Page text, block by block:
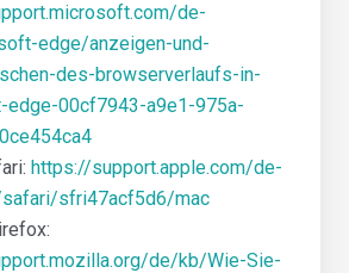
de-
edge/anzeigen-und-
des-browserverlaufs-in-
edge-00cf7943-a9e1-975a-
https://support.apple.com/de-
sfri47acf5d6/mac
de/kb/Wie-Sie-